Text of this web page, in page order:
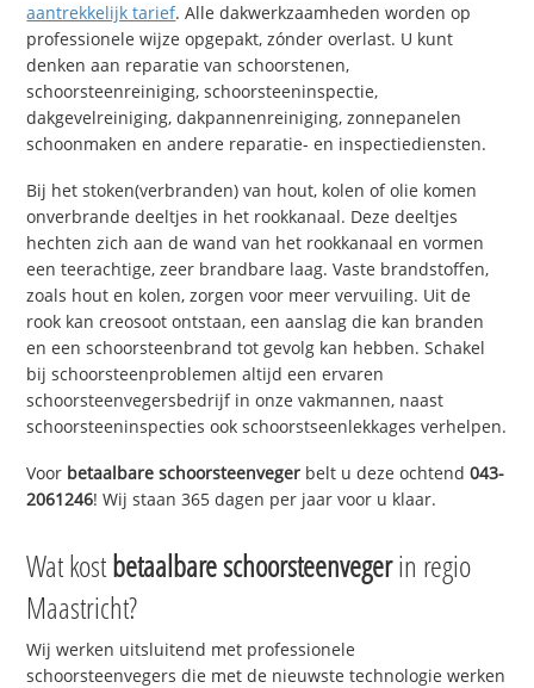
aantrekkelijk tarief. Alle dakwerkzaamheden worden op
professionele wijze opgepakt, zónder overlast. U kunt
denken aan reparatie van schoorstenen,
schoorsteenreiniging, schoorsteeninspectie,
dakgevelreiniging, dakpannenreiniging, zonnepanelen
schoonmaken en andere reparatie- en inspectiediensten.
Bij het stoken(verbranden) van hout, kolen of olie komen
onverbrande deeltjes in het rookkanaal. Deze deeltjes
hechten zich aan de wand van het rookkanaal en vormen
een teerachtige, zeer brandbare laag. Vaste brandstoffen,
zoals hout en kolen, zorgen voor meer vervuiling. Uit de
rook kan creosoot ontstaan, een aanslag die kan branden
en een schoorsteenbrand tot gevolg kan hebben. Schakel
bij schoorsteenproblemen altijd een ervaren
schoorsteenvegersbedrijf in onze vakmannen, naast
schoorsteeninspecties ook schoorstseenlekkages verhelpen.
Voor betaalbare schoorsteenveger belt u deze ochtend043-
2061246! Wij staan 365 dagen per jaar voor u klaar.
Wat kostbetaalbare schoorsteenvegerin regio
Maastricht?
Wij werken uitsluitend met professionele
schoorsteenvegers die met de nieuwste technologie werken